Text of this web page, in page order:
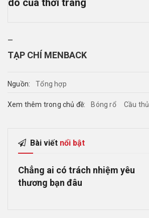
do của thời trang
–
TẠP CHÍ MENBACK
Nguồn: Tổng hợp
Xem thêm trong chủ đề: Bóng rổ Cầu thủ
Bài viết nổi bật
Chẳng ai có trách nhiệm yêu
thương bạn đâu